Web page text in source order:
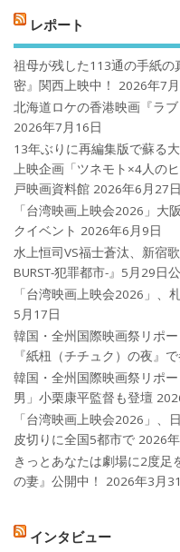
レポート
祖母が残した113通の手紙
密』関西上映中！
2026年7
北海道ロケの香港映画『ラ
2026年7月16日
13年ぶりに再編集版で蘇る
上映企画「ツネモト×4人の
戸映画資料館 2026年6月27日
「台湾映画上映会2026」大
クイベント 2026年6月9日
水上恒司VS福士蒼汰、新宿
BURST-犯罪都市-』5月29日公
「台湾映画上映会2026」、
5月17日
韓国・全州国際映画祭リポ
『紙杻（チチュク）の夜』
韓国・全州国際映画祭リポ
男」小栗康平監督も登壇
「台湾映画上映会2026」、
皮切りに全国5都市で 2026
きっとあなたは劇場に2度
の妻』公開中！
2026年3月
インタビュー